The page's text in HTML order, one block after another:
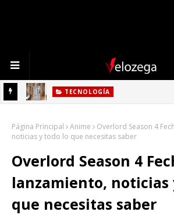
TECNOLOGÍA
Página Principal Anime
Overlord Season 4
noticias y todo lo que necesitas saber
Overlord Season 4
lanzamiento, noticias
que necesitas saber